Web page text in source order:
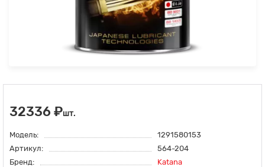
32336 ₽шт.
Модель:
1291580153
Артикул:
564-204
Бренд:
Katana